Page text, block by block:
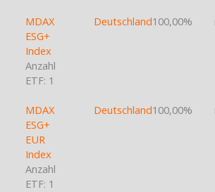
MDAX
ESG+
Index
Anzahl
ETF: 1
Deutschland100,00%
MDAX
ESG+
EUR
Index
Anzahl
ETF: 1
Deutschland100,00%